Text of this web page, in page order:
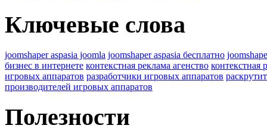
Ключевые слова
joomshaper aspasia joomla joomshaper aspasia бесплатно
бизнес в интернете контекстная реклама агенство контекстная
игровых аппаратов разработчики игровых аппаратов
производителей игровых аппаратов
Полезности